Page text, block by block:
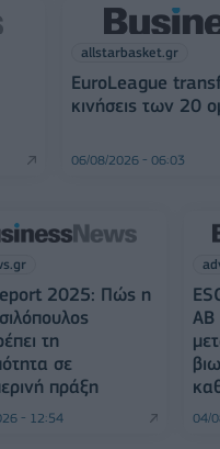
allstarbasket.gr
EuroLeague
κινήσεις των 20
06/08/2026 - 06:03
2025: Πώς η
τη
σε
πράξη
- 12:54
ΑΒ
04/